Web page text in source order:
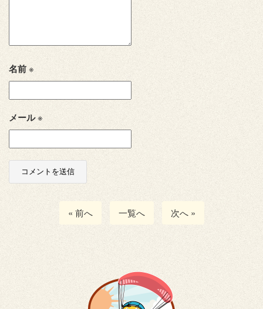
名前※
メール※
« 前へ 一覧へ 次へ »